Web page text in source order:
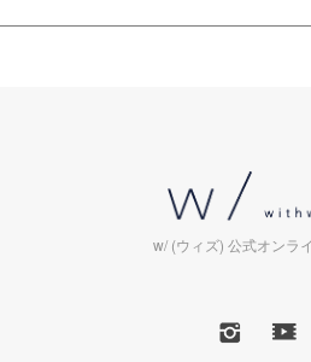
w/ (ウィズ) 公式オンラ